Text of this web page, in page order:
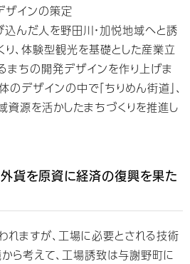
ザインの策定
んだ人を野田川・加悦地域へと誘
、体験型観光を基礎とした産業立
まちの開発デザインを作り上げま
のデザインの中で「ちりめん街道」、
源を活かしたまちづくりを推進し
外貨を原資に経済の復興を果た
ますが、工場に必要とされる技術
ら考えて、工場誘致は与謝野町に